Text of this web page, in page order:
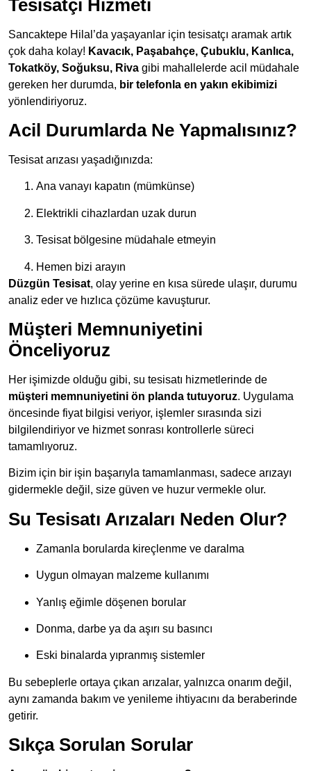
Tesisatçı Hizmeti
Sancaktepe Hilal’da yaşayanlar için tesisatçı aramak artık
çok daha kolay! Kavacık, Paşabahçe, Çubuklu, Kanlıca,
Tokatköy, Soğuksu, Riva gibi mahallelerde acil müdahale
gereken her durumda, bir telefonla en yakın ekibimizi
yönlendiriyoruz.
Acil Durumlarda Ne Yapmalısınız?
Tesisat arızası yaşadığınızda:
Ana vanayı kapatın (mümkünse)
Elektrikli cihazlardan uzak durun
Tesisat bölgesine müdahale etmeyin
Hemen bizi arayın
Düzgün Tesisat, olay yerine en kısa sürede ulaşır, durumu
analiz eder ve hızlıca çözüme kavuşturur.
Müşteri Memnuniyetini
Önceliyoruz
Her işimizde olduğu gibi, su tesisatı hizmetlerinde de
müşteri memnuniyetini ön planda tutuyoruz. Uygulama
öncesinde fiyat bilgisi veriyor, işlemler sırasında sizi
bilgilendiriyor ve hizmet sonrası kontrollerle süreci
tamamlıyoruz.
Bizim için bir işin başarıyla tamamlanması, sadece arızayı
gidermekle değil, size güven ve huzur vermekle olur.
Su Tesisatı Arızaları Neden Olur?
Zamanla borularda kireçlenme ve daralma
Uygun olmayan malzeme kullanımı
Yanlış eğimle döşenen borular
Donma, darbe ya da aşırı su basıncı
Eski binalarda yıpranmış sistemler
Bu sebeplerle ortaya çıkan arızalar, yalnızca onarım değil,
aynı zamanda bakım ve yenileme ihtiyacını da beraberinde
getirir.
Sıkça Sorulan Sorular